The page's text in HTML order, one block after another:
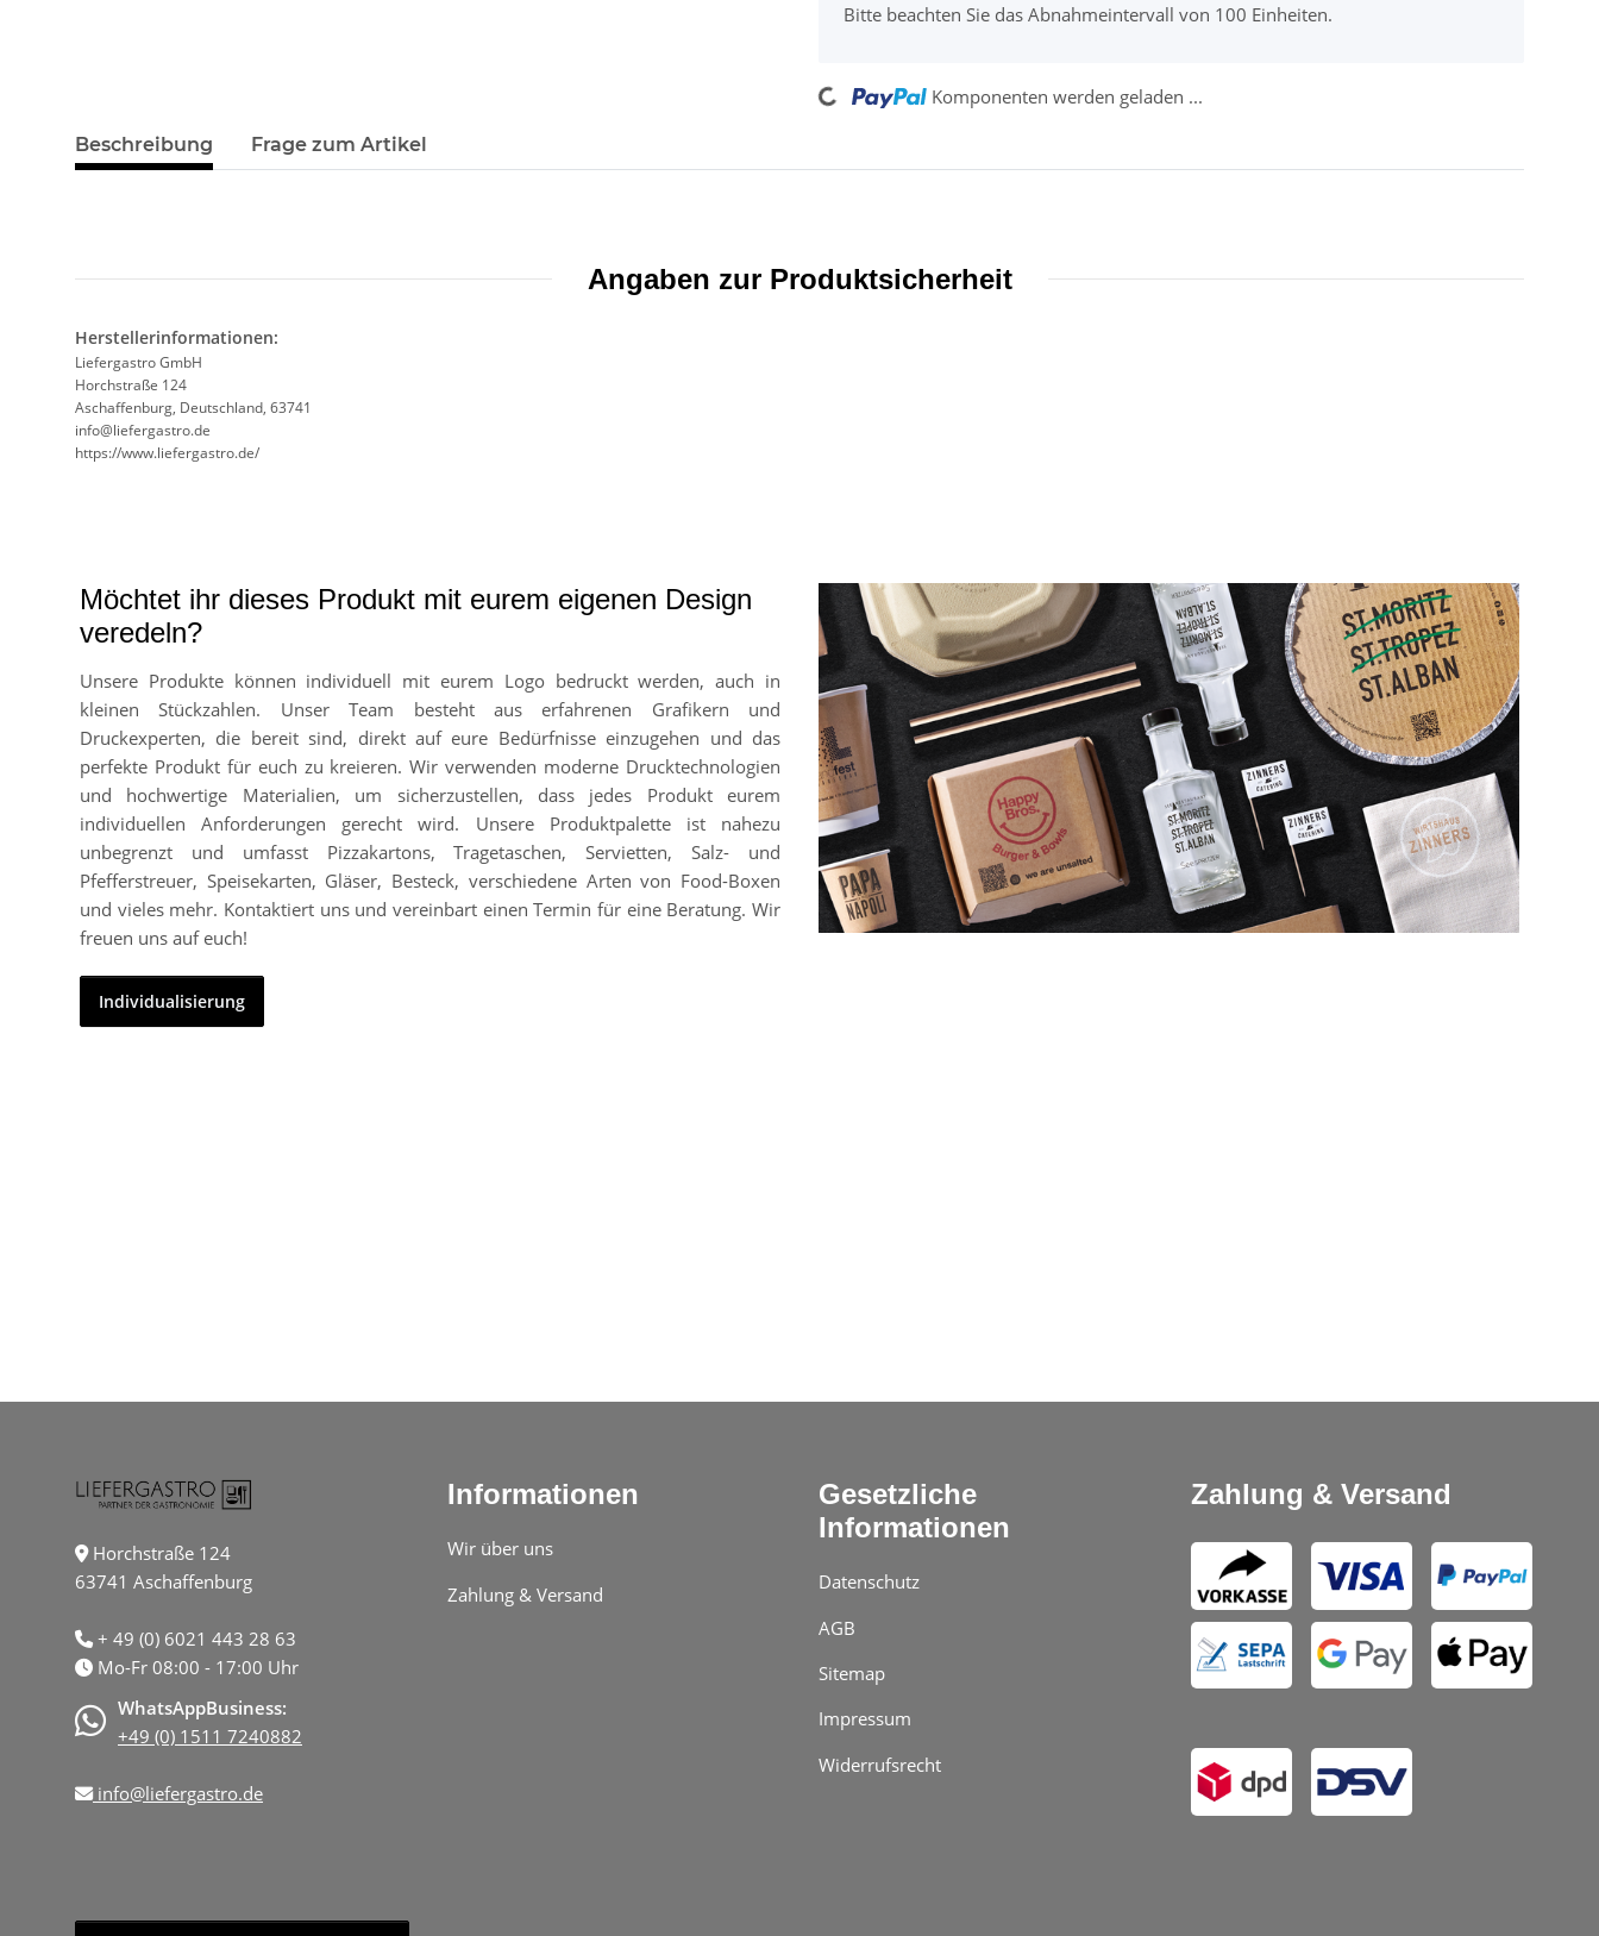
Bitte beachten Sie das Abnahmeintervall von 100 Einheiten.
Loading... Komponenten werden geladen ...
Beschreibung Frage zum Artikel
Angaben zur Produktsicherheit
Herstellerinformationen:
Liefergastro GmbH
Horchstraße 124
Aschaffenburg, Deutschland, 63741
info@liefergastro.de
https://www.liefergastro.de/
Möchtet ihr dieses Produkt mit eurem eigenen Design
veredeln?
Unsere Produkte können individuell mit eurem Logo bedruckt werden, auch in
kleinen Stückzahlen. Unser Team besteht aus erfahrenen Grafikern und
Druckexperten, die bereit sind, direkt auf eure Bedürfnisse einzugehen und das
perfekte Produkt für euch zu kreieren. Wir verwenden moderne Drucktechnologien
und hochwertige Materialien, um sicherzustellen, dass jedes Produkt eurem
individuellen Anforderungen gerecht wird. Unsere Produktpalette ist nahezu
unbegrenzt und umfasst Pizzakartons, Tragetaschen, Servietten, Salz- und
Pfefferstreuer, Speisekarten, Gläser, Besteck, verschiedene Arten von Food-Boxen
und vieles mehr. Kontaktiert uns und vereinbart einen Termin für eine Beratung. Wir
freuen uns auf euch!
Individualisierung
Horchstraße 124
63741 Aschaffenburg
+ 49 (0) 6021 443 28 63
Mo-Fr 08:00 - 17:00 Uhr
WhatsAppBusiness:
+49 (0) 1511 7240882
info@liefergastro.de
Informationen
Wir über uns
Zahlung & Versand
Gesetzliche
Informationen
Datenschutz
AGB
Sitemap
Impressum
Widerrufsrecht
Zahlung & Versand